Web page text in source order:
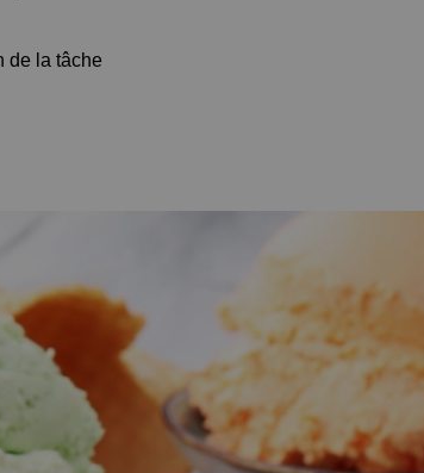
de la tâche